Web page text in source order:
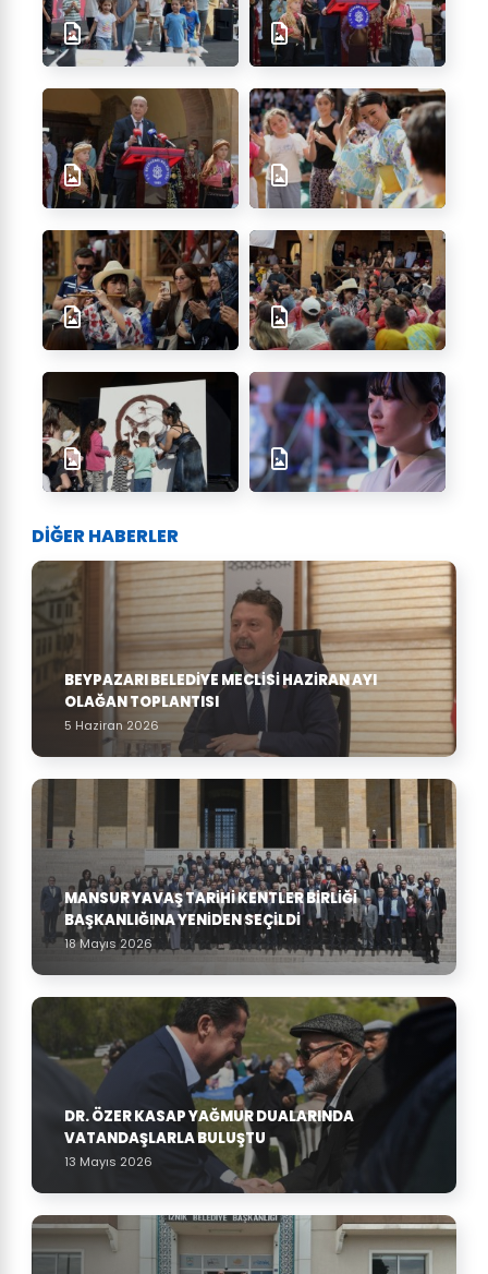
DİĞER HABERLER
BEYPAZARI BELEDIYE MECLISI HAZIRAN AYI
OLAĞAN TOPLANTISI
5 Haziran 2026
MANSUR YAVAŞ TARIHI KENTLER BIRLIĞI
BAŞKANLIĞINA YENIDEN SEÇILDI
18 Mayıs 2026
DR. ÖZER KASAP YAĞMUR DUALARINDA
VATANDAŞLARLA BULUŞTU
13 Mayıs 2026